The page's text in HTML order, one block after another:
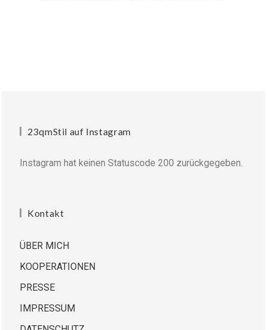
23qmStil auf Instagram
Instagram hat keinen Statuscode 200 zurückgegeben.
Kontakt
ÜBER MICH
KOOPERATIONEN
PRESSE
IMPRESSUM